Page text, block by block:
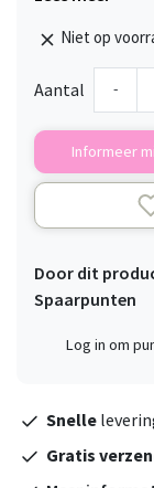
Niet op
Aantal -
Informeer
Door dit
Spaarpunten
Log in om
Snelle
Gratis